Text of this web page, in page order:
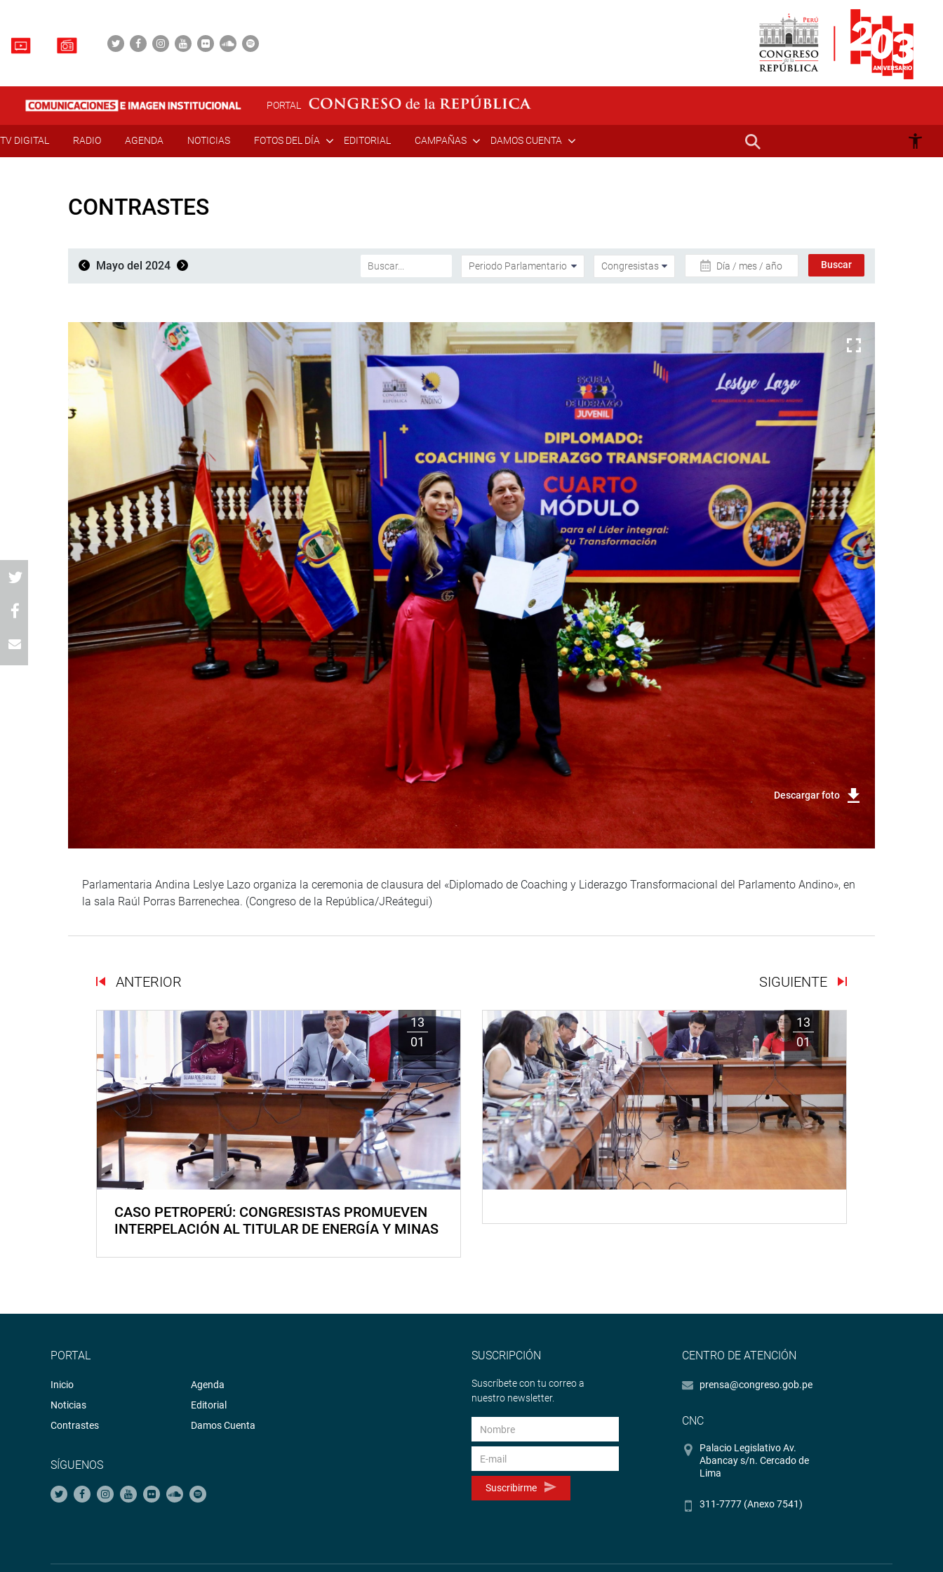
PORTAL
TV DIGITAL RADIO AGENDA NOTICIAS FOTOS DEL DÍA EDITORIAL CAMPAÑAS DAMOS CUENTA
CONTRASTES
Mayo del 2024 Día / mes / año
Descargar foto
Parlamentaria Andina Leslye Lazo organiza la ceremonia de clausura del «Diplomado de Coaching y Liderazgo Transformacional del Parlamento Andino», en
la sala Raúl Porras Barrenechea. (Congreso de la República/JReátegui)
ANTERIOR SIGUIENTE
13
01
CASO PETROPERÚ: CONGRESISTAS PROMUEVEN
INTERPELACIÓN AL TITULAR DE ENERGÍA Y MINAS
13
01
PORTAL
Inicio
Noticias
Contrastes
Agenda
Editorial
Damos Cuenta
SÍGUENOS
SUSCRIPCIÓN
Suscríbete con tu correo a
nuestro newsletter.
Suscribirme
CENTRO DE ATENCIÓN
prensa@congreso.gob.pe
CNC
Palacio Legislativo Av.
Abancay s/n. Cercado de
Lima
311-7777 (Anexo 7541)